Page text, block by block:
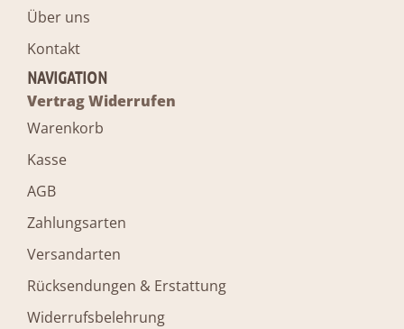
Über uns
Kontakt
NAVIGATION
Vertrag Widerrufen
Warenkorb
Kasse
AGB
Zahlungsarten
Versandarten
Rücksendungen & Erstattung
Widerrufsbelehrung